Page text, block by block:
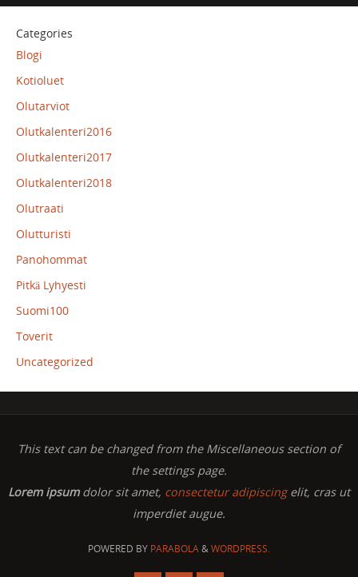
Categories
Blogi
Kotioluet
Olutarviot
Olutkalenteri2016
Olutkalenteri2017
Olutkalenteri2018
Olutraati
Olutturisti
Panohommat
Pitkä Lyhyesti
Suomi100
Toverit
Uncategorized
This text can be changed from the Miscellaneous section of
the settings page.
Lorem ipsumdolor sit amet, consectetur adipiscingelit, cras ut
imperdiet augue.
POWERED BY PARABOLA&WORDPRESS.